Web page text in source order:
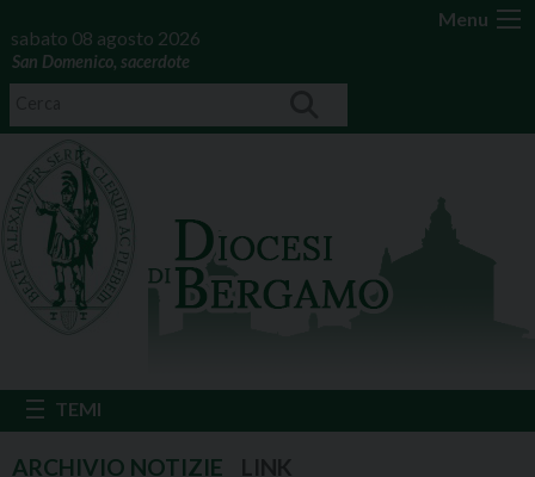
Menu
sabato 08 agosto 2026
San Domenico, sacerdote